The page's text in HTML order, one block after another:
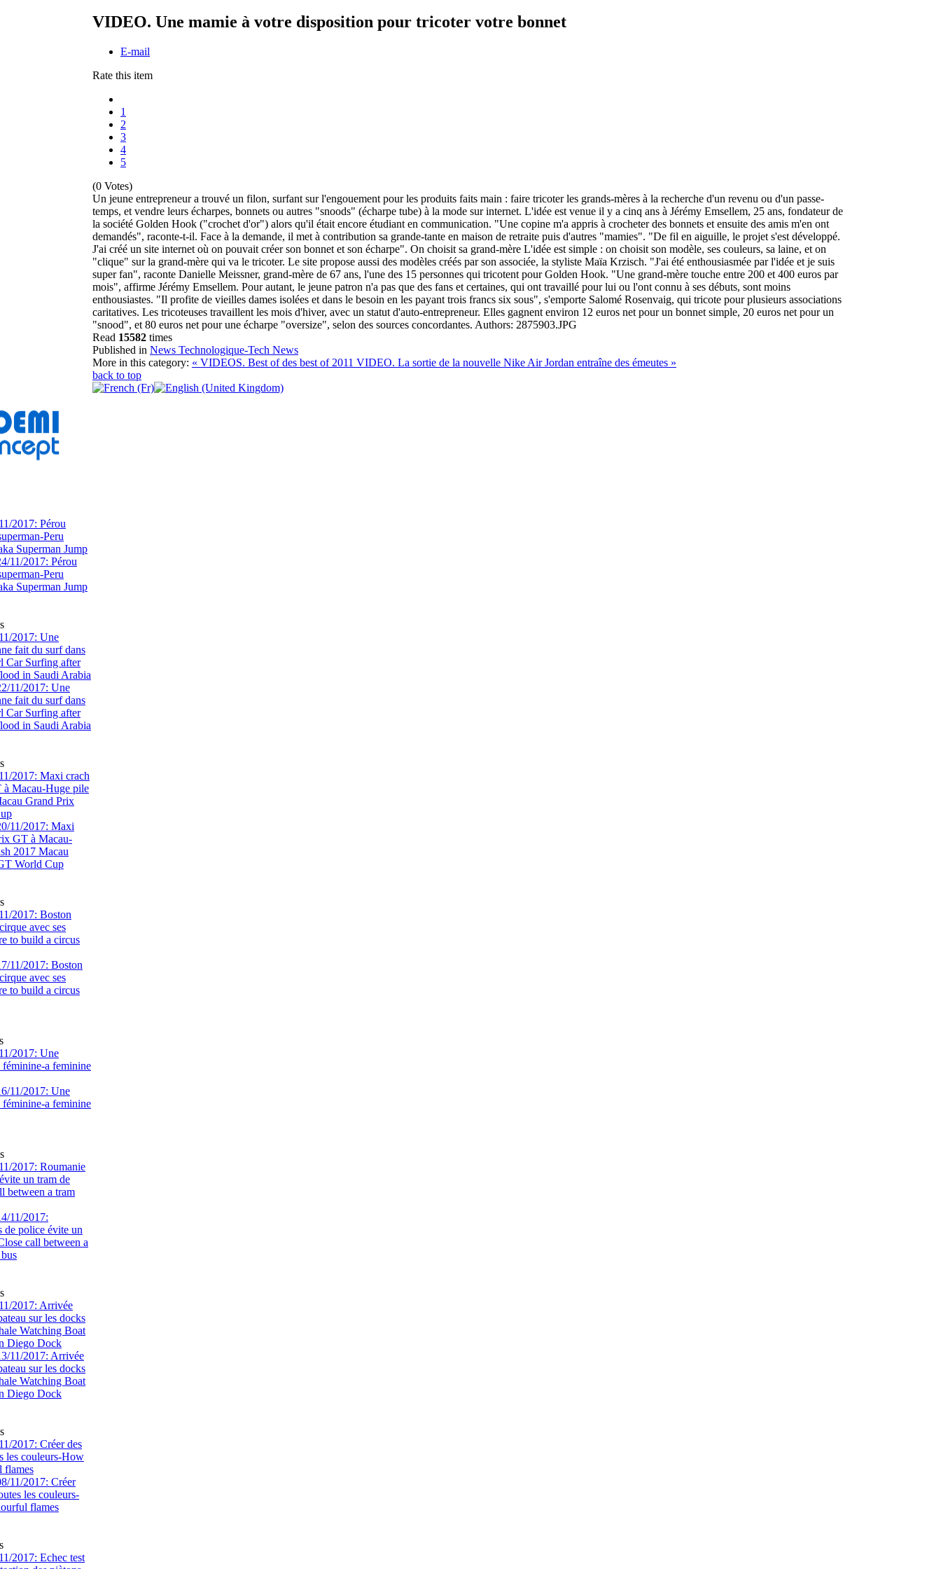
VIDEO. Une mamie à votre disposition pour tricoter votre bonnet
E-mail
Rate this item
1
2
3
4
5
(0 Votes)
Un jeune entrepreneur a trouvé un filon, surfant sur l'engouement pour les produits faits main : faire tricoter les grands-mères à la recherche d'un revenu ou d'un passe-
temps, et vendre leurs écharpes, bonnets ou autres "snoods" (écharpe tube) à la mode sur internet. L'idée est venue il y a cinq ans à Jérémy Emsellem, 25 ans, fondateur de
la société Golden Hook ("crochet d'or") alors qu'il était encore étudiant en communication. "Une copine m'a appris à crocheter des bonnets et ensuite des amis m'en ont
demandés", raconte-t-il. Face à la demande, il met à contribution sa grande-tante en maison de retraite puis d'autres "mamies". "De fil en aiguille, le projet s'est développé.
J'ai créé un site internet où on pouvait créer son bonnet et son écharpe". On choisit sa grand-mère L'idée est simple : on choisit son modèle, ses couleurs, sa laine, et on
"clique" sur la grand-mère qui va le tricoter. Le site propose aussi des modèles créés par son associée, la styliste Maïa Krzisch. "J'ai été enthousiasmée par l'idée et je suis
super fan", raconte Danielle Meissner, grand-mère de 67 ans, l'une des 15 personnes qui tricotent pour Golden Hook. "Une grand-mère touche entre 200 et 400 euros par
mois", affirme Jérémy Emsellem. Pour autant, le jeune patron n'a pas que des fans et certaines, qui ont travaillé pour lui ou l'ont connu à ses débuts, sont moins
enthousiastes. "Il profite de vieilles dames isolées et dans le besoin en les payant trois francs six sous", s'emporte Salomé Rosenvaig, qui tricote pour plusieurs associations
caritatives. Les tricoteuses travaillent les mois d'hiver, avec un statut d'auto-entrepreneur. Elles gagnent environ 12 euros net pour un bonnet simple, 20 euros net pour un
"snood", et 80 euros net pour une écharpe "oversize", selon des sources concordantes. Authors: 2875903.JPG
Read 15582 times
Published in News Technologique-Tech News
More in this category: « VIDEOS. Best of des best of 2011 VIDEO. La sortie de la nouvelle Nike Air Jordan entraîne des émeutes »
back to top
2017: Pérou
Peru
Superman Jump
2017: Une
fait du surf dans
Car Surfing after
in Saudi Arabia
2017: Maxi crach
Macau-Huge pile
Grand Prix
2017: Boston
avec ses
to build a circus
2017: Une
a feminine
2017: Roumanie
un tram de
between a tram
2017: Arrivée
sur les docks
Watching Boat
Diego Dock
2017: Créer des
les couleurs-How
flames
2017: Echec test